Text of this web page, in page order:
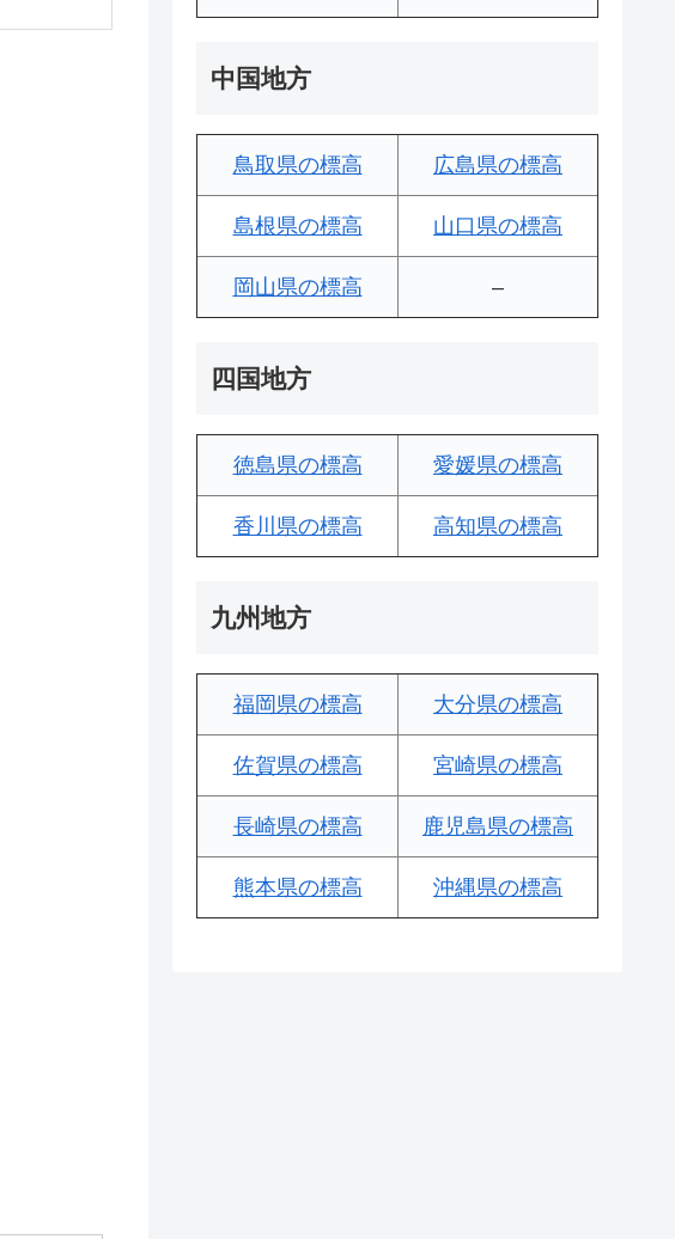
中国地方
鳥取県の標高 広島県の標高
島根県の標高 山口県の標高
岡山県の標高 –
四国地方
徳島県の標高 愛媛県の標高
香川県の標高 高知県の標高
九州地方
福岡県の標高 大分県の標高
佐賀県の標高 宮崎県の標高
長崎県の標高 鹿児島県の標高
熊本県の標高 沖縄県の標高